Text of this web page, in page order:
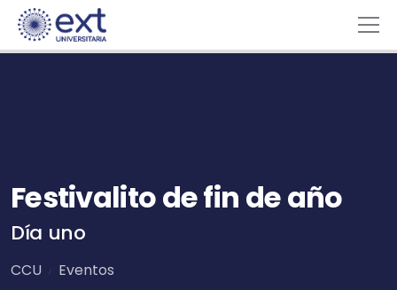
Festivalito de fin de año
Día uno
CCU Eventos